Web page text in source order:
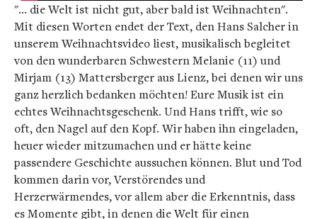
"… die Welt ist nicht gut, aber bald ist Weihnachten".
Mit diesen Worten endet der Text, den Hans Salcher in
unserem Weihnachtsvideo liest, musikalisch begleitet
von den wunderbaren Schwestern Melanie (11) und
Mirjam (13) Mattersberger aus Lienz, bei denen wir uns
ganz herzlich bedanken möchten! Eure Musik ist ein
echtes Weihnachtsgeschenk. Und Hans trifft, wie so
oft, den Nagel auf den Kopf. Wir haben ihn eingeladen,
heuer wieder mitzumachen und er hätte keine
passendere Geschichte aussuchen können. Blut und Tod
kommen darin vor, Verstörendes und
Herzerwärmendes, vor allem aber die Erkenntnis, dass
es Momente gibt, in denen die Welt für einen